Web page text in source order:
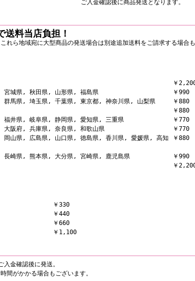
ご入金確認後に商品発送となります。
料当店負担！
ら地域宛に大型商品の発送場合は別途追加送料をご請求する場合も
￥
宮城県, 秋田県, 山形県, 福島県
￥990
群馬県, 埼玉県, 千葉県, 東京都, 神奈川県, 山梨県
￥880
￥880
福井県, 岐阜県, 静岡県, 愛知県, 三重県
￥770
大阪府, 兵庫県, 奈良県, 和歌山県
￥770
岡山県, 広島県, 山口県, 徳島県, 香川県, 愛媛県, 高知
￥880
長崎県, 熊本県, 大分県, 宮崎県, 鹿児島県
￥990
￥
￥330
￥440
￥660
￥1,100
金確認後に発送。
間がかかる場合もございます。